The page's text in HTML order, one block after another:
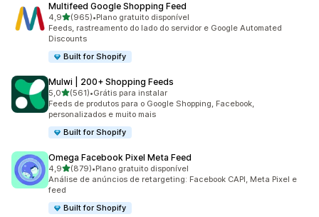
Multifeed Google Shopping Feed
4,9de 5 estrelas
(965)
965 avaliações ao todo
•Plano gratuito disponível
Feeds, rastreamento do lado do servidor e Google Automated
Discounts
Built for Shopify
Mulwi | 200+ Shopping Feeds
5,0de 5 estrelas
(561)
561 avaliações ao todo
•Grátis para instalar
Feeds de produtos para o Google Shopping, Facebook,
personalizados e muito mais
Built for Shopify
Omega Facebook Pixel Meta Feed
4,9de 5 estrelas
(879)
879 avaliações ao todo
•Plano gratuito disponível
Análise de anúncios de retargeting: Facebook CAPI, Meta Pixel e
feed
Built for Shopify